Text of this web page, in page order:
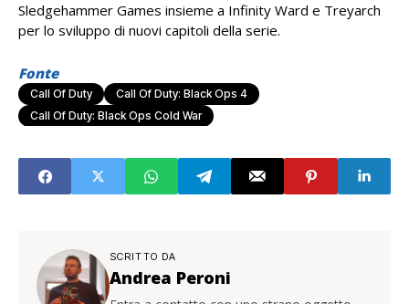
Sledgehammer Games insieme a Infinity Ward e Treyarch
per lo sviluppo di nuovi capitoli della serie.
Fonte
Call Of Duty
Call Of Duty: Black Ops 4
Call Of Duty: Black Ops Cold War
SCRITTO DA
Andrea Peroni